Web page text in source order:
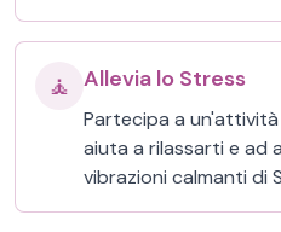
🧘 Allevia lo Stress
Partecipa a
aiuta a rilassarti e ad
vibrazioni calmanti di